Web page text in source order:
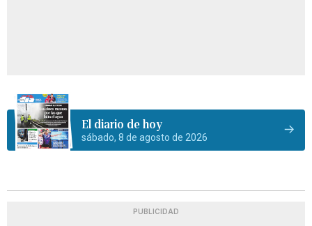
El diario de hoy
sábado, 8 de agosto de 2026
PUBLICIDAD